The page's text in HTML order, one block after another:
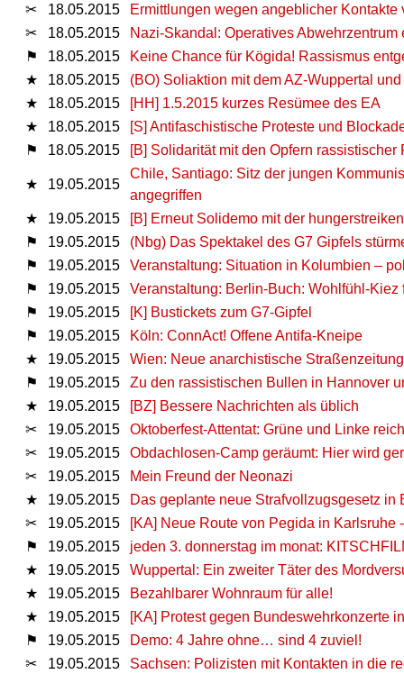
✂
18.05.2015
Ermittlungen wegen angeblicher
✂
18.05.2015
Nazi-Skandal: Operatives
⚑
18.05.2015
Keine Chance für Kögida! Rassismus
★
18.05.2015
(BO) Soliaktion mit dem AZ-Wuppertal
★
18.05.2015
[HH] 1.5.2015 kurzes Resümee des EA
★
18.05.2015
[S] Antifaschistische Proteste und
⚑
18.05.2015 [B] Solidarität mit den Opfern rassistischer
★ 19.05.2015
Chile, Santiago: Sitz der jungen
angegriffen
★
19.05.2015
[B] Erneut Solidemo mit der
⚑
19.05.2015
(Nbg) Das Spektakel des G7 Gipfels
⚑
19.05.2015
Veranstaltung: Situation in Kolumbien –
⚑
19.05.2015
Veranstaltung: Berlin-Buch: Wohlfühl-
⚑
19.05.2015
[K] Bustickets zum G7-Gipfel
⚑
19.05.2015
Köln: ConnAct! Offene Antifa-Kneipe
★
19.05.2015
Wien: Neue anarchistische
⚑
19.05.2015
Zu den rassistischen Bullen in Hannover
★
19.05.2015
[BZ] Bessere Nachrichten als üblich
✂
19.05.2015
Oktoberfest-Attentat: Grüne und Linke
✂
19.05.2015
Obdachlosen-Camp geräumt: Hier wird
✂
19.05.2015
Mein Freund der Neonazi
★
19.05.2015
Das geplante neue Strafvollzugsgesetz in
✂
19.05.2015
[KA] Neue Route von Pegida in Karlsruhe
⚑
19.05.2015
jeden 3. donnerstag im monat:
★
19.05.2015
Wuppertal: Ein zweiter Täter des
★
19.05.2015
Bezahlbarer Wohnraum für alle!
★
19.05.2015
[KA] Protest gegen Bundeswehrkonzerte
⚑
19.05.2015
Demo: 4 Jahre ohne… sind 4 zuviel!
✂
19.05.2015
Sachsen: Polizisten mit Kontakten in die